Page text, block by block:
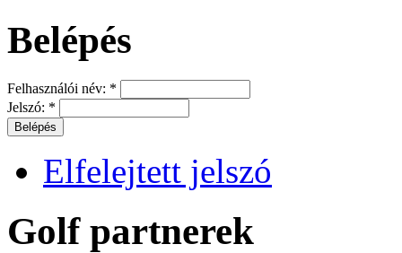
Belépés
Felhasználói név: *
Jelszó: *
Elfelejtett jelszó
Golf partnerek